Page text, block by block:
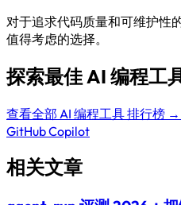
对于追求代码质量和可维护性
值得考虑的选择。
探索最佳 AI 编程工
查看全部 AI 编程工具 排行榜 →
GitHub Copilot
相关文章